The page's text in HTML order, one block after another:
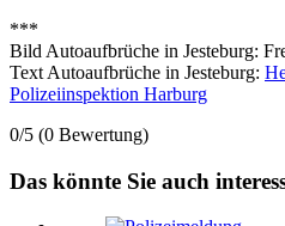
***
Bild Autoaufbrüche in Jesteburg:
Text Autoaufbrüche in Jesteburg:
Polizeiinspektion Harburg
0/5 (0 Bewertung)
Das könnte Sie auch